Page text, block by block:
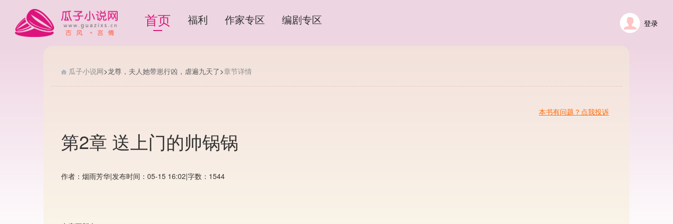
首页 福利 作家专区 编剧专区 登录
瓜子小说网>龙尊，夫人她带崽行凶，虐遍九天了>章节详情
本书有问题？点我投诉
第2章 送上门的帅锅锅
作者：烟雨芳华|发布时间：05-15 16:02|字数：1544